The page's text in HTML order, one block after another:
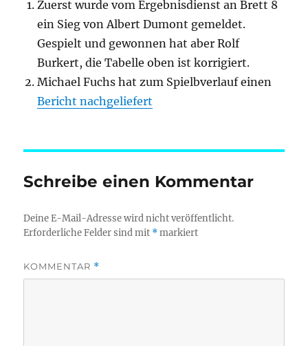
Zuerst wurde vom Ergebnisdienst an Brett 8
ein Sieg von Albert Dumont gemeldet.
Gespielt und gewonnen hat aber Rolf
Burkert, die Tabelle oben ist korrigiert.
Michael Fuchs hat zum Spielbverlauf einen
Bericht nachgeliefert
Schreibe einen Kommentar
Deine E-Mail-Adresse wird nicht veröffentlicht.
Erforderliche Felder sind mit *markiert
KOMMENTAR *